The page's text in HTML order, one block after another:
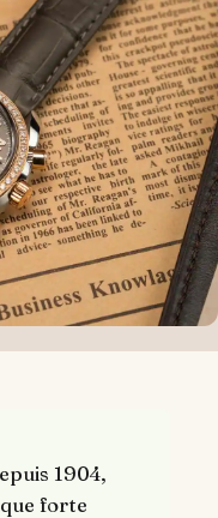
1904,
forte